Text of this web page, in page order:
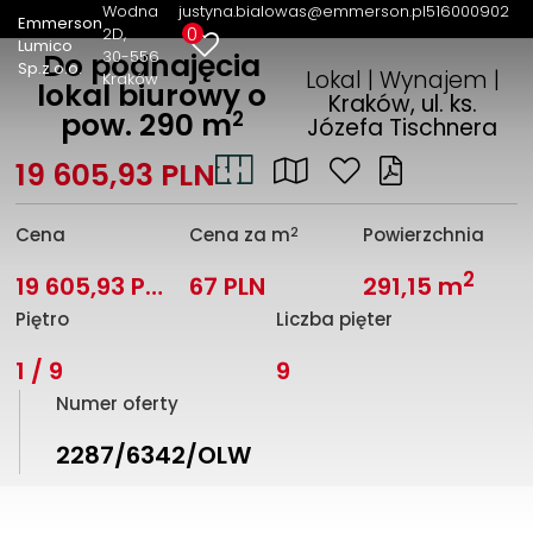
Emmerson
Lumico
Sp.z o.o.
Wodna
2D
30-556
Kraków
justyna.bialowas@emmerson.pl516000902
0
Do podnajęcia
lokal biurowy o
pow. 290 m2
Lokal | Wynajem |
Kraków, ul. ks.
Józefa Tischnera
19 605,93 PLN
Cena
19 605,93 PLN
Cena za m2
67 PLN
Powierzchnia
291,15 m2
Piętro
1 / 9
Liczba pięter
9
Numer oferty
2287/6342/OLW